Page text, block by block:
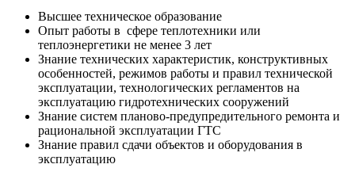
Высшее техническое образование
Опыт работы в сфере теплотехники или
теплоэнергетики не менее 3 лет
Знание технических характеристик, конструктивных
особенностей, режимов работы и правил технической
эксплуатации, технологических регламентов на
эксплуатацию гидротехнических сооружений
Знание систем планово-предупредительного ремонта и
рациональной эксплуатации ГТС
Знание правил сдачи объектов и оборудования в
эксплуатацию